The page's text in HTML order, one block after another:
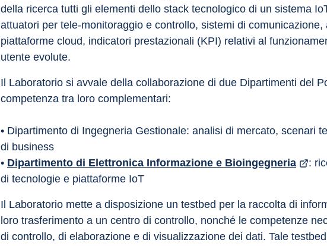
della ricerca tutti gli elementi dello stack tecnologico di un sistema
attuatori per tele-monitoraggio e controllo, sistemi di
piattaforme cloud, indicatori prestazionali (KPI) relativi al
utente evolute.
Il Laboratorio si avvale della collaborazione di due Dipartimenti del
competenza tra loro complementari:
• Dipartimento di Ingegneria Gestionale: analisi di mercato, scenari
di business
• Dipartimento di Elettronica Informazione e Bioingegneria
:
di tecnologie e piattaforme IoT
Il Laboratorio mette a disposizione un testbed per la raccolta di
loro trasferimento a un centro di controllo, nonché le competenze
di controllo, di elaborazione e di visualizzazione dei dati. Tale